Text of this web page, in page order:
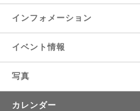
インフォメーション
イベント情報
写真
カレンダー